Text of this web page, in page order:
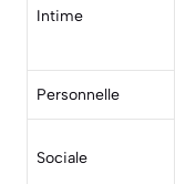
Intime
Personnelle
Sociale